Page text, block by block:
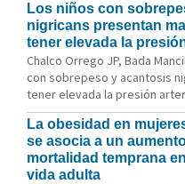
Los niños con
nigricans presentan
tener elevada la
Chalco Orrego JP, Bada
con sobrepeso y acantosis
tener elevada la presión
La obesidad en
se asocia a un
mortalidad temprana
vida adulta